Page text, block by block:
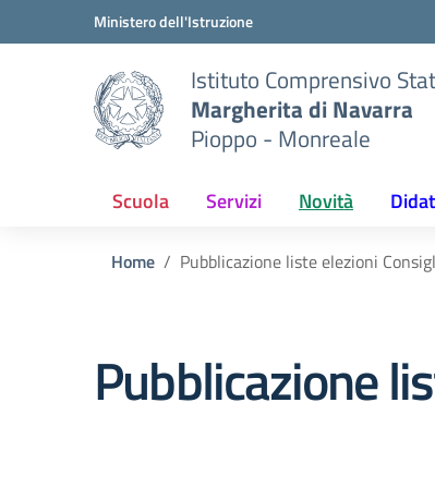
Vai ai contenuti
Vai al menu di navigazione
Ministero dell'Istruzione
Istituto Comprensivo
Margherita di Navarra
Pioppo - Monreale
Scuola Servizi Novità
Home Pubblicazione liste elezioni
Pubblicazione